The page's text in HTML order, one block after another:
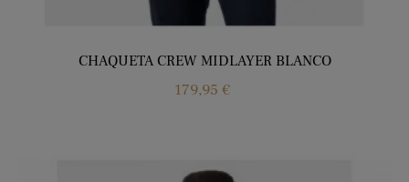
CHAQUETA CREW MIDLAYER BLANCO
Precio
179,95 €